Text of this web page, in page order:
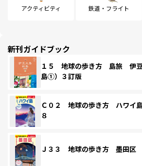
アクティビティ 鉄道・フライト
新刊ガイドブック
１５ 地球の歩き方 島旅 伊
島①）３訂版
Ｃ０２ 地球の歩き方 ハワイ
８
Ｊ３３ 地球の歩き方 墨田区